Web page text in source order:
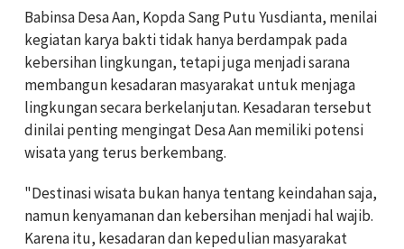
Babinsa Desa Aan, Kopda Sang Putu Yusdianta, menilai
kegiatan karya bakti tidak hanya berdampak pada
kebersihan lingkungan, tetapi juga menjadi sarana
membangun kesadaran masyarakat untuk menjaga
lingkungan secara berkelanjutan. Kesadaran tersebut
dinilai penting mengingat Desa Aan memiliki potensi
wisata yang terus berkembang.
"Destinasi wisata bukan hanya tentang keindahan saja,
namun kenyamanan dan kebersihan menjadi hal wajib.
Karena itu, kesadaran dan kepedulian masyarakat